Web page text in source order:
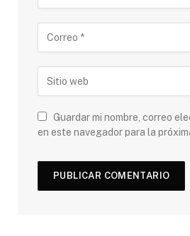
Guardar mi nombre, correo
en este navegador para la